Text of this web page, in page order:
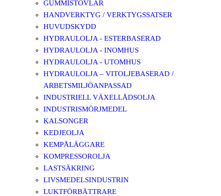
GUMMISTÖVLAR
HANDVERKTYG / VERKTYGSSATSER
HUVUDSKYDD
HYDRAULOLJA - ESTERBASERAD
HYDRAULOLJA - INOMHUS
HYDRAULOLJA - UTOMHUS
HYDRAULOLJA – VITOLJEBASERAD /
ARBETSMILJÖANPASSAD
INDUSTRIELL VÄXELLÅDSOLJA
INDUSTRISMÖRJMEDEL
KALSONGER
KEDJEOLJA
KEMPÅLÄGGARE
KOMPRESSOROLJA
LASTSÄKRING
LIVSMEDELSINDUSTRIN
LUKTFÖRBÄTTRARE